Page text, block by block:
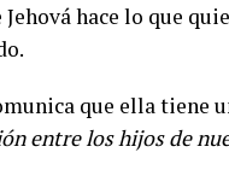
Jehová hace lo que
que ella tiene
entre los hijos de